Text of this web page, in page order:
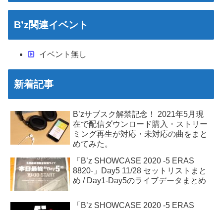
B’z関連イベント
イベント無し
新着記事
B’zサブスク解禁記念！ 2021年5月現
在で配信ダウンロード購入・ストリー
ミング再生が対応・未対応の曲をまと
めてみた。
「B’z SHOWCASE 2020 -5 ERAS
8820-」Day5 11/28 セットリストまと
め / Day1-Day5のライブデータまとめ
「B’z SHOWCASE 2020 -5 ERAS